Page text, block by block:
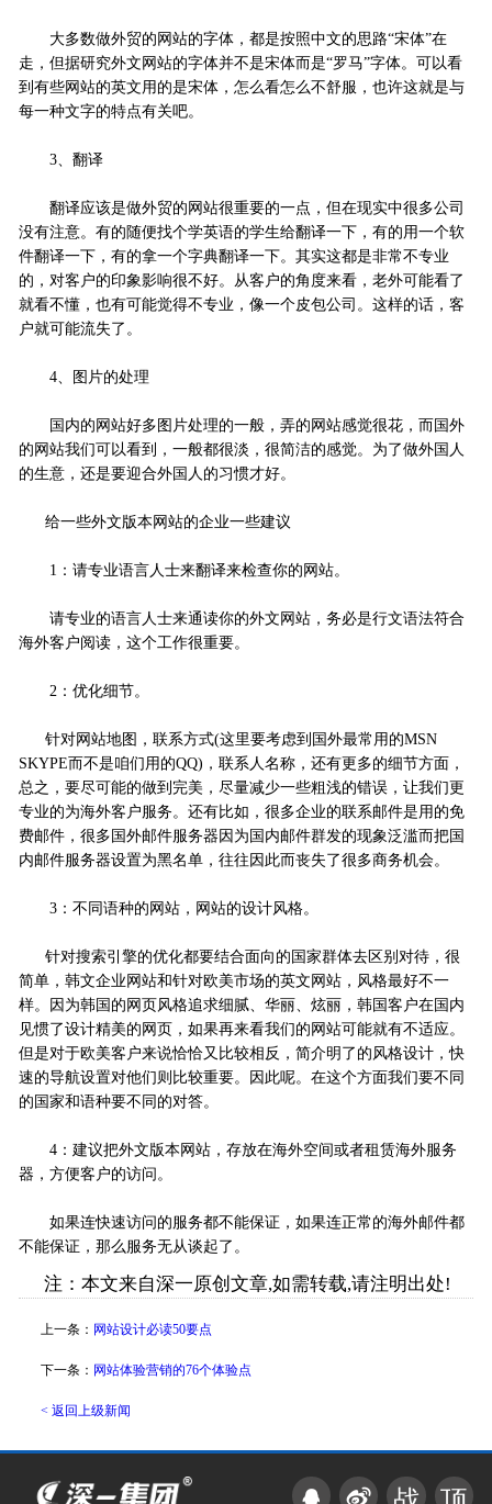
大多数做外贸的网站的字体，都是按照中文的思路“宋体”在
走，但据研究外文网站的字体并不是宋体而是“罗马”字体。可以看
到有些网站的英文用的是宋体，怎么看怎么不舒服，也许这就是与
每一种文字的特点有关吧。
3、翻译
翻译应该是做外贸的网站很重要的一点，但在现实中很多公司
没有注意。有的随便找个学英语的学生给翻译一下，有的用一个软
件翻译一下，有的拿一个字典翻译一下。其实这都是非常不专业
的，对客户的印象影响很不好。从客户的角度来看，老外可能看了
就看不懂，也有可能觉得不专业，像一个皮包公司。这样的话，客
户就可能流失了。
4、图片的处理
国内的网站好多图片处理的一般，弄的网站感觉很花，而国外
的网站我们可以看到，一般都很淡，很简洁的感觉。为了做外国人
的生意，还是要迎合外国人的习惯才好。
给一些外文版本网站的企业一些建议
1：请专业语言人士来翻译来检查你的网站。
请专业的语言人士来通读你的外文网站，务必是行文语法符合
海外客户阅读，这个工作很重要。
2：优化细节。
针对网站地图，联系方式(这里要考虑到国外最常用的MSN
SKYPE而不是咱们用的QQ)，联系人名称，还有更多的细节方面，
总之，要尽可能的做到完美，尽量减少一些粗浅的错误，让我们更
专业的为海外客户服务。还有比如，很多企业的联系邮件是用的免
费邮件，很多国外邮件服务器因为国内邮件群发的现象泛滥而把国
内邮件服务器设置为黑名单，往往因此而丧失了很多商务机会。
3：不同语种的网站，网站的设计风格。
针对搜索引擎的优化都要结合面向的国家群体去区别对待，很
简单，韩文企业网站和针对欧美市场的英文网站，风格最好不一
样。因为韩国的网页风格追求细腻、华丽、炫丽，韩国客户在国内
见惯了设计精美的网页，如果再来看我们的网站可能就有不适应。
但是对于欧美客户来说恰恰又比较相反，简介明了的风格设计，快
速的导航设置对他们则比较重要。因此呢。在这个方面我们要不同
的国家和语种要不同的对答。
4：建议把外文版本网站，存放在海外空间或者租赁海外服务
器，方便客户的访问。
如果连快速访问的服务都不能保证，如果连正常的海外邮件都
不能保证，那么服务无从谈起了。
注：本文来自深一原创文章,如需转载,请注明出处!
上一条： 网站设计必读50要点
下一条： 网站体验营销的76个体验点
< 返回上级新闻